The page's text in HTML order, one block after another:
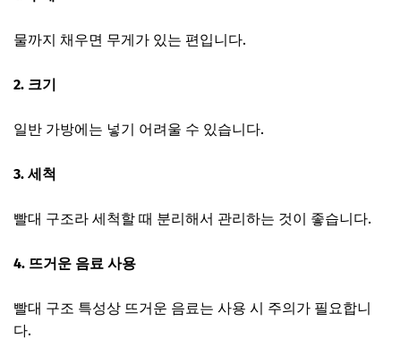
물까지 채우면 무게가 있는 편입니다.
2. 크기
일반 가방에는 넣기 어려울 수 있습니다.
3. 세척
빨대 구조라 세척할 때 분리해서 관리하는 것이 좋습니다.
4. 뜨거운 음료 사용
빨대 구조 특성상 뜨거운 음료는 사용 시 주의가 필요합니
다.